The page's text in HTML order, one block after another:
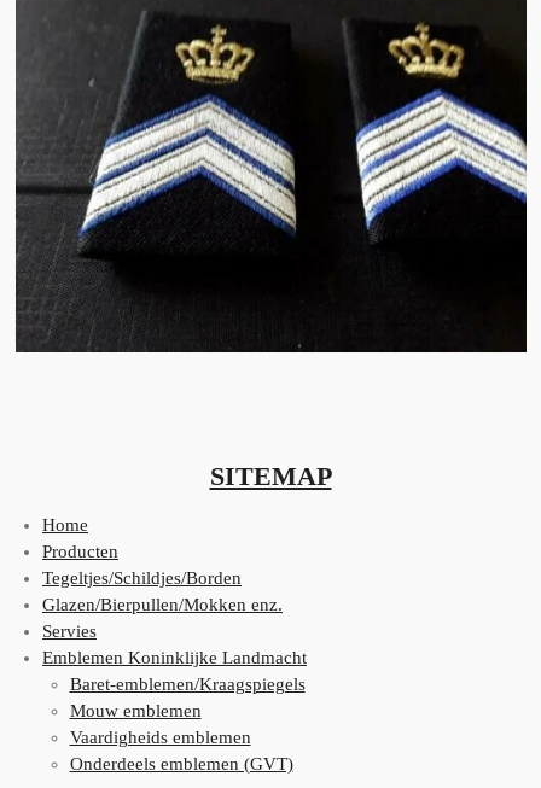
SITEMAP
Home
Producten
Tegeltjes/Schildjes/Borden
Glazen/Bierpullen/Mokken enz.
Servies
Emblemen Koninklijke Landmacht
Baret-emblemen/Kraagspiegels
Mouw emblemen
Vaardigheids emblemen
Onderdeels emblemen (GVT)